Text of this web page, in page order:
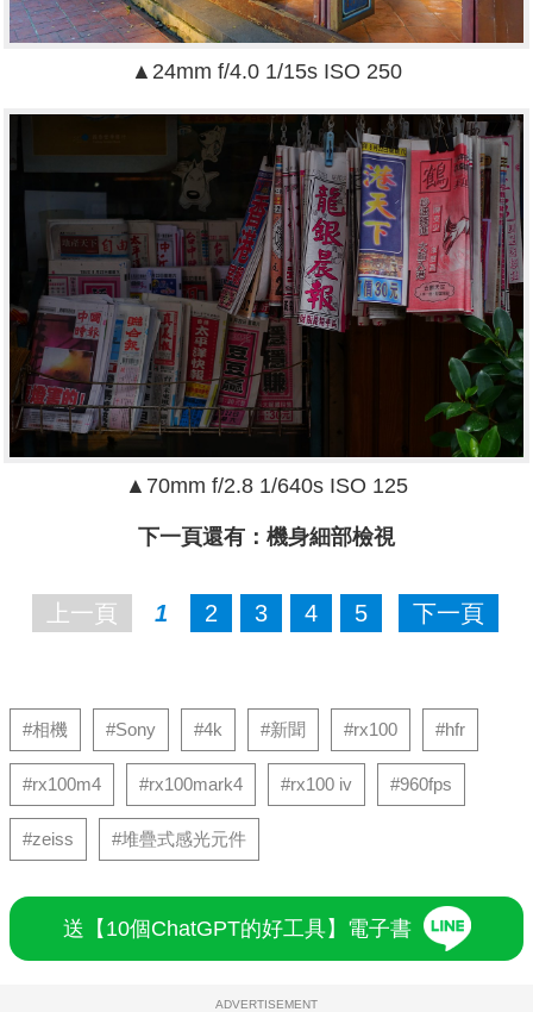
▲24mm f/4.0 1/15s ISO 250
▲70mm f/2.8 1/640s ISO 125
下一頁還有： 機身細部檢視
上一頁 1 2 3 4 5 下一頁
#相機 #Sony #4k #新聞 #rx100 #hfr
#rx100m4 #rx100mark4 #rx100 iv #960fps
#zeiss #堆疊式感光元件
送【10個ChatGPT的好工具】電子書
ADVERTISEMENT